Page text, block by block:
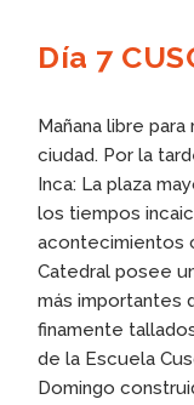
Día 7
Mañana libre
ciudad. Por la
Inca: La plaza
los tiempos
acontecimientos
Catedral posee
más importantes
finamente
de la Escuela
Domingo